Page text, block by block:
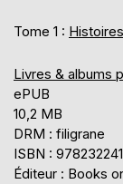
Tome 1 :
Livres & albums
ePUB
10,2 MB
DRM : filigrane
ISBN :
Éditeur : Books